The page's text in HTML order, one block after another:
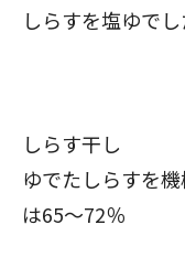
しらすを塩ゆで
しらす干し
ゆでたしらすを
は65～72％